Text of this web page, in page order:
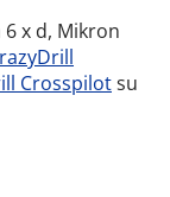
x d, Mikron
Crosspilotsu